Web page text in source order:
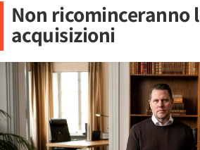
Non ricominceranno
acquisizioni